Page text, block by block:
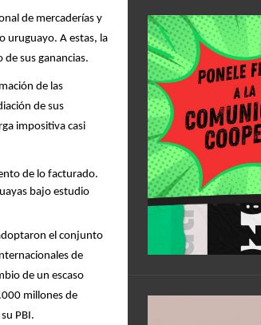
de mercaderías y
uruguayo. A estas, la
sus ganancias.
de las
de sus
impositiva casi
de lo facturado.
bajo estudio
el conjunto
de
de un escaso
millones de
PBI.